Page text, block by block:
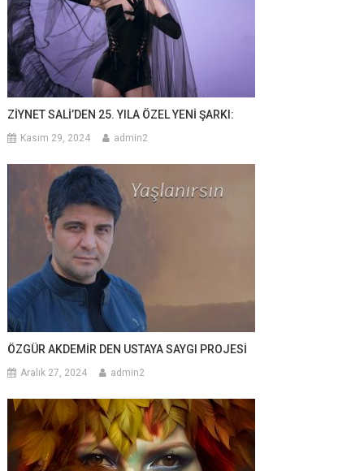
ZİYNET SALİ’DEN 25. YILA ÖZEL YENİ ŞARKI:
Kasım 29, 2024 admin2
ÖZGÜR AKDEMİR DEN USTAYA SAYGI PROJESİ
Aralık 27, 2024 admin2